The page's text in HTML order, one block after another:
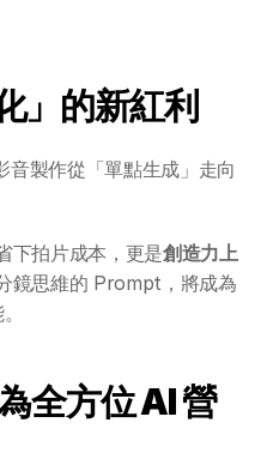
」的新紅利
製作從「單點生成」走向
下拍片成本，更是創造力上
鏡思維的 Prompt，將成為
全方位 AI 營
台